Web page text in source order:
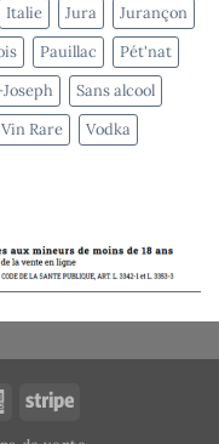
Italie Jura
Jurançon
Pauillac
Pét'nat
Sans alcool
Vin Rare
Vodka
AmericanStripe